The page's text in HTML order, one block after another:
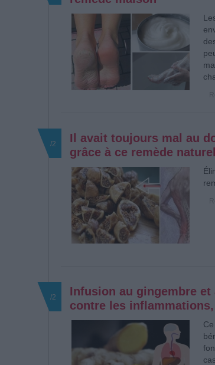
Il avait toujours mal au
grâce à ce remède
/2
Infusion au gingembre
contre les
/2